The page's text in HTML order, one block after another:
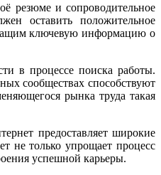
резюме и сопроводительное
оставить положительное
ключевую информацию о
в процессе поиска работы.
сообществах способствуют
рынка труда такая
предоставляет широкие
не только упрощает процесс
успешной карьеры.